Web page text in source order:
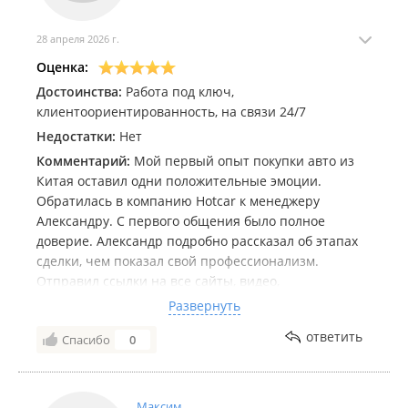
28 апреля 2026 г.
Оценка:
Достоинства: Работа под ключ,
клиентоориентированность, на связи 24/7
Недостатки: Нет
Комментарий: Мой первый опыт покупки авто из
Китая оставил одни положительные эмоции.
Обратилась в компанию Hotcar к менеджеру
Александру. С первого общения было полное
доверие. Александр подробно рассказал об этапах
сделки, чем показал свой профессионализм.
Отправил ссылки на все сайты, видео,
мессенджеры, отзывы, убедилась в прозрачности
компании. Был на связи всегда, учитывая разный
часовой пояс. Заключили договор. Начали подбор.
полный привод, в родном окрасе, не битый. По цене
Развернуть
Спасибо 0 ответить